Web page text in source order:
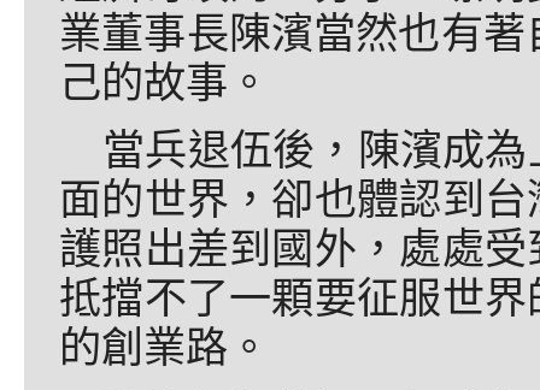
業董事長陳濱當然也有著
己的故事。
當兵退伍後，陳濱成
面的世界，卻也體認到
護照出差到國外，處處
抵擋不了一顆要征服世
的創業路。